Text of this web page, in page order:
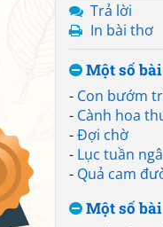
Trả lời
In bài thơ
Một số
- Con bướm
- Cành hoa
-Đợi chờ
- Lục tuần
- Quả cam
Một số